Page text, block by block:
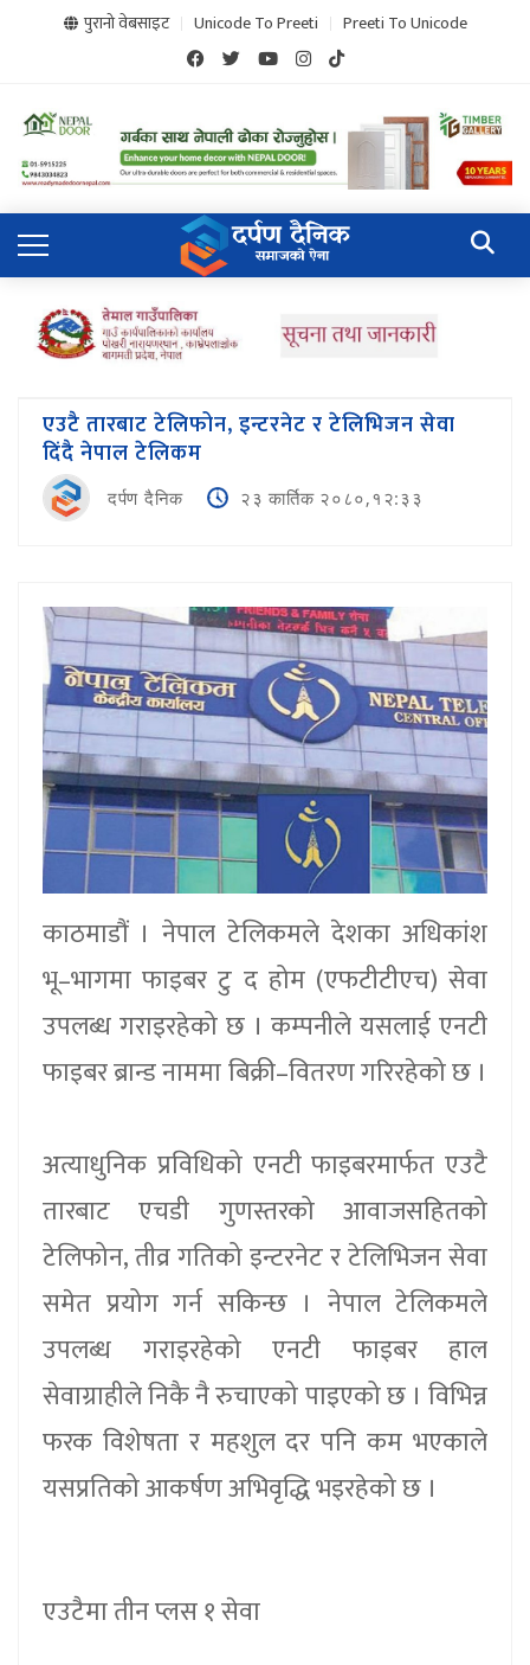
पुरानो वेबसाइट Unicode To Preeti Preeti To Unicode
एउटै तारबाट टेलिफोन, इन्टरनेट र टेलिभिजन सेवा
दिंदै नेपाल टेलिकम
दर्पण दैनिक २३ कार्तिक २०८०,१२:३३
काठमाडौं । नेपाल टेलिकमले देशका अधिकांश
भू–भागमा फाइबर टु द होम (एफटीटीएच) सेवा
उपलब्ध गराइरहेको छ । कम्पनीले यसलाई एनटी
फाइबर ब्रान्ड नाममा बिक्री–वितरण गरिरहेको छ ।
अत्याधुनिक प्रविधिको एनटी फाइबरमार्फत एउटै
तारबाट एचडी गुणस्तरको आवाजसहितको
टेलिफोन, तीव्र गतिको इन्टरनेट र टेलिभिजन सेवा
समेत प्रयोग गर्न सकिन्छ । नेपाल टेलिकमले
उपलब्ध गराइरहेको एनटी फाइबर हाल
सेवाग्राहीले निकै नै रुचाएको पाइएको छ । विभिन्न
फरक विशेषता र महशुल दर पनि कम भएकाले
यसप्रतिको आकर्षण अभिवृद्धि भइरहेको छ ।
एउटैमा तीन प्लस १ सेवा